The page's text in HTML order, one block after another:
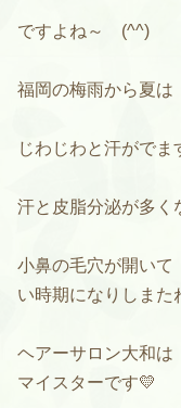
ですよね～ (^^)
福岡の梅雨から夏
じわじわと汗がでま
汗と皮脂分泌が多く
小鼻の毛穴が開い
い時期になりしまた
ヘアーサロン大和
マイスターです💛